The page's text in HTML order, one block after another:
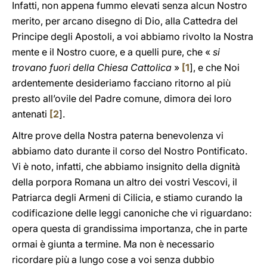
Infatti, non appena fummo elevati senza alcun Nostro
merito, per arcano disegno di Dio, alla Cattedra del
Principe degli Apostoli, a voi abbiamo rivolto la Nostra
mente e il Nostro cuore, e a quelli pure, che « si
trovano fuori della Chiesa Cattolica » [1], e che Noi
ardentemente desideriamo facciano ritorno al più
presto all’ovile del Padre comune, dimora dei loro
antenati [2].
Altre prove della Nostra paterna benevolenza vi
abbiamo dato durante il corso del Nostro Pontificato.
Vi è noto, infatti, che abbiamo insignito della dignità
della porpora Romana un altro dei vostri Vescovi, il
Patriarca degli Armeni di Cilicia, e stiamo curando la
codificazione delle leggi canoniche che vi riguardano:
opera questa di grandissima importanza, che in parte
ormai è giunta a termine. Ma non è necessario
ricordare più a lungo cose a voi senza dubbio